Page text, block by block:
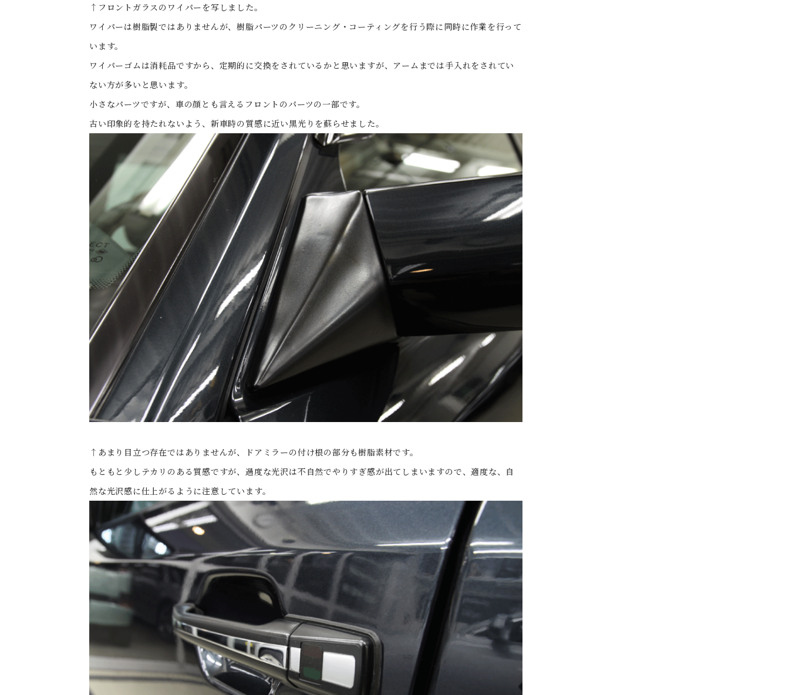
↑フロントガラスのワイパーを写しました。
ワイパーは樹脂製ではありませんが、樹脂パーツのクリーニング・コーティングを行う際に同時に作業を行って
います。
ワイパーゴムは消耗品ですから、定期的に交換をされているかと思いますが、アームまでは手入れをされてい
ない方が多いと思います。
小さなパーツですが、車の顔とも言えるフロントのパーツの一部です。
古い印象的を持たれないよう、新車時の質感に近い黒光りを蘇らせました。
↑あまり目立つ存在ではありませんが、ドアミラーの付け根の部分も樹脂素材です。
もともと少しテカリのある質感ですが、過度な光沢は不自然でやりすぎ感が出てしまいますので、適度な、自
然な光沢感に仕上がるように注意しています。